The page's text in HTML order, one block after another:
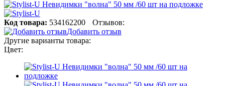
Код товара: 534162200
Отзывов:
Добавить отзыв
Другие варианты товара:
Цвет: